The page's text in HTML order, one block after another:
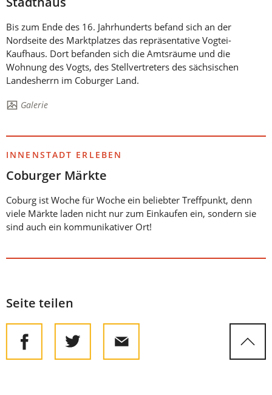
Bis zum Ende des 16. Jahrhunderts befand sich an der
Nordseite des Marktplatzes das repräsentative Vogtei-
Kaufhaus. Dort befanden sich die Amtsräume und die
Wohnung des Vogts, des Stellvertreters des sächsischen
Landesherrn im Coburger Land.
Die Galerie
INNENSTADT ERLEBEN
Coburger Märkte
Coburg ist Woche für Woche ein beliebter Treffpunkt, denn
viele Märkte laden nicht nur zum Einkaufen ein, sondern sie
sind auch ein kommunikativer Ort!
Seite teilen